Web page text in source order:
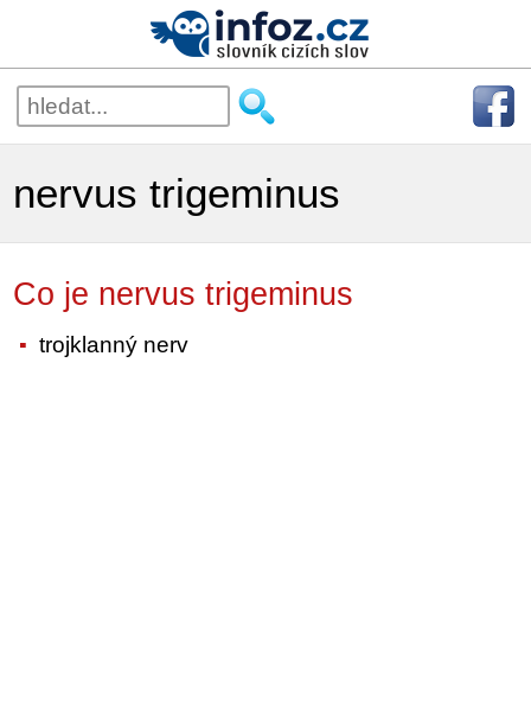
nervus trigeminus
Co je nervus trigeminus
trojklanný nerv